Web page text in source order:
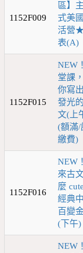
1152F009
區】
式美
活營
表(A)
1152F015
NEW
堂課
你寫
發光
文(上
(額滿/
繳費)
1152F016
NEW
來古
麼
經典
百變
(下午)
NEW